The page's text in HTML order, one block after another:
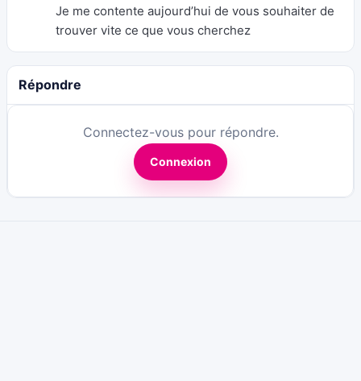
Je me contente aujourd’hui de vous souhaiter de
trouver vite ce que vous cherchez
Répondre
Connectez-vous pour répondre.
Connexion